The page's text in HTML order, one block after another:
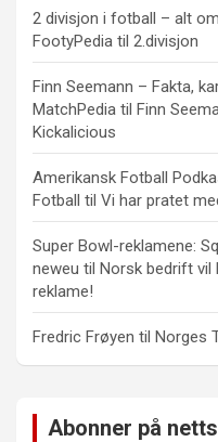
2 divisjon i fotball – alt
FootyPedia til 2.divisjon
Finn Seemann – Fakta,
MatchPedia til Finn
Kickalicious
Amerikansk Fotball
Fotball til Vi har pratet
Super Bowl-reklamene:
neweu til Norsk bedrift vil
reklame!
Fredric Frøyen til Norges
Abonner på